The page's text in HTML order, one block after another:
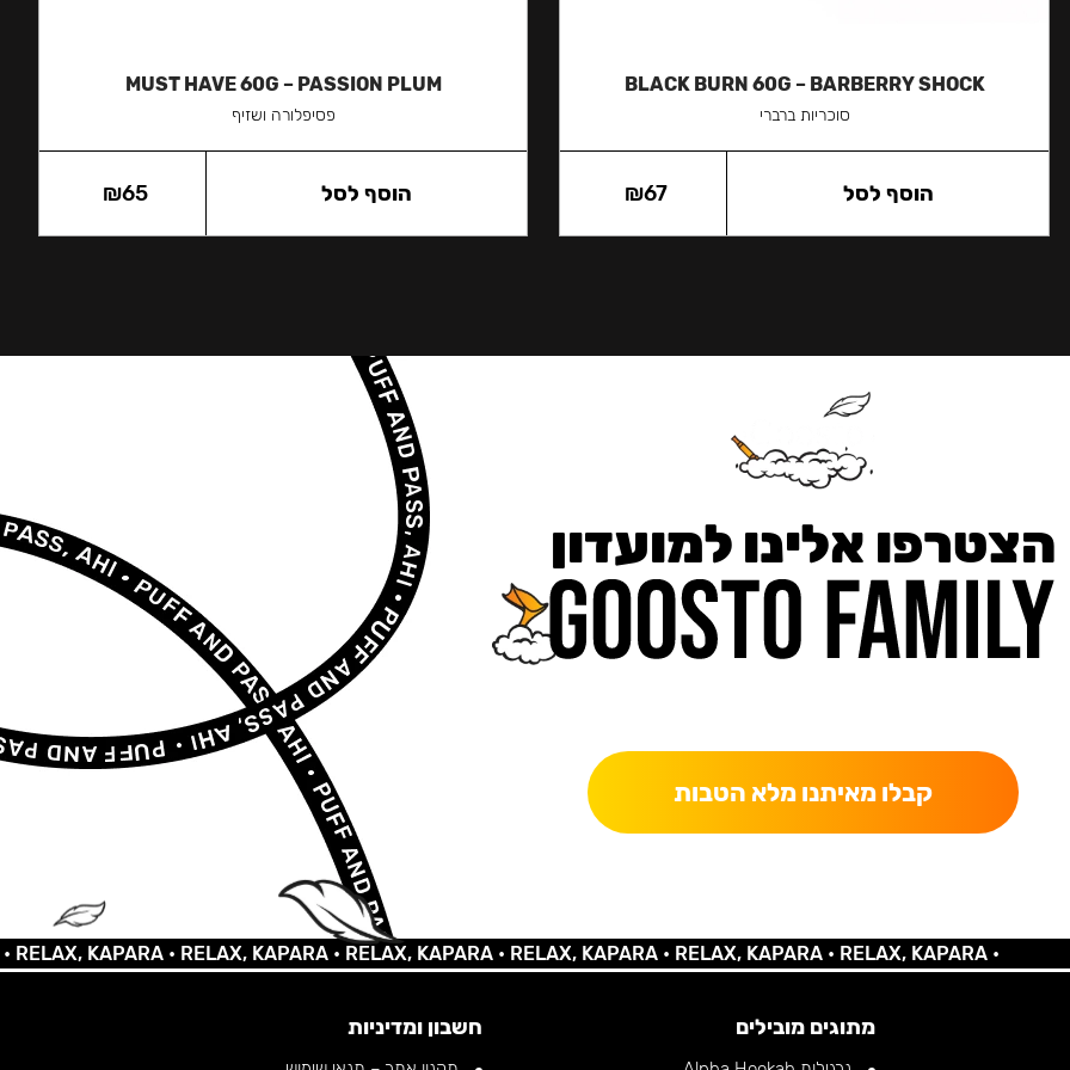
BLACK BURN 60G – BARBERRY SHOCK
סוכריות ברברי
₪67 הוסף לסל
MUST HAVE 60G – PASSION PLUM
פסיפלורה ושזיף
₪65 הוסף לסל
הצטרפו אלינו למועדון
קבלו מאיתנו מלא הטבות
KAPARA •RELAX, KAPARA •RELAX, KAPARA •RELAX, KAPARA •RELAX, KAPARA •RELAX, KAPARA •
מתוגים מובילים חשבון ומדיניות